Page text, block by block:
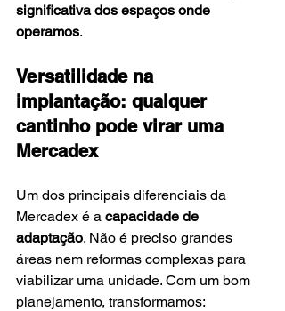
significativa dos espaços onde
operamos.
Versatilidade na
implantação: qualquer
cantinho pode virar uma
Mercadex
Um dos principais diferenciais da
Mercadex é a capacidade de
adaptação. Não é preciso grandes
áreas nem reformas complexas para
viabilizar uma unidade. Com um bom
planejamento, transformamos: